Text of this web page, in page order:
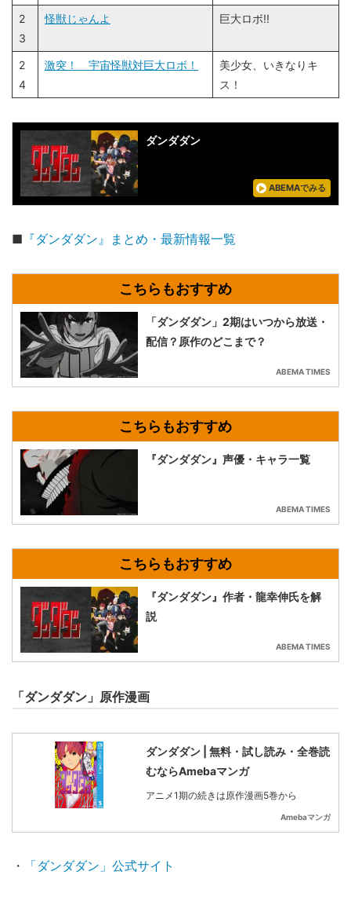
2
3
怪獣じゃんよ 巨大ロボ!!
2
4
激突！ 宇宙怪獣対巨大ロボ！
美少女、いきなりキ
ス！
ダンダダン
ABEMAでみる
■ 『ダンダダン』まとめ・最新情報一覧
「ダンダダン」2期はいつから放送・
配信？原作のどこまで？
ABEMA TIMES
『ダンダダン』声優・キャラ一覧
ABEMA TIMES
『ダンダダン』作者・龍幸伸氏を解
説
ABEMA TIMES
「ダンダダン」原作漫画
ダンダダン | 無料・試し読み・全巻読
むならAmebaマンガ
アニメ1期の続きは原作漫画5巻から
Amebaマンガ
・ 「ダンダダン」公式サイト